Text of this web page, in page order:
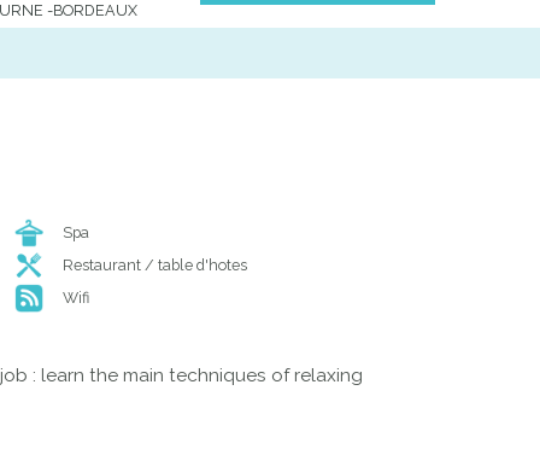
-BORDEAUX
Spa
Restaurant / table d'hotes
Wifi
: learn the main techniques of relaxing